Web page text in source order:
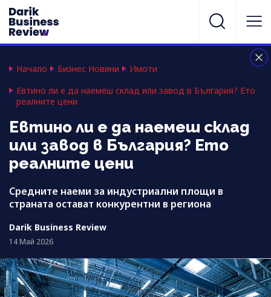
Начало Бизнес Новини
Имоти
Евтино ли е да наемеш склад или завод в България? Ето
реалните цени
Евтино ли е да наемеш склад
или завод в България? Ето
реалните цени
Средните наеми за индустриални площи в
страната остават конкурентни в региона
Darik Business Review
14 Май 2026